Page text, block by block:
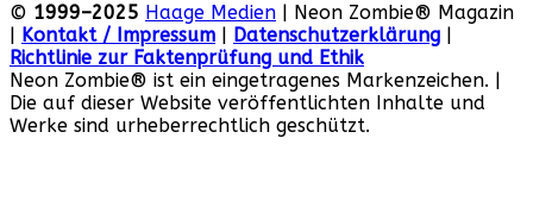
© 1999–2025 Haage Medien | Neon Zombie® Magazin
Kontakt / Impressum Datenschutzerklärung
Richtlinie zur Faktenprüfung und Ethik
Neon Zombie® ist ein eingetragenes Markenzeichen. |
Die auf dieser Website veröffentlichten Inhalte und
Werke sind urheberrechtlich geschützt.